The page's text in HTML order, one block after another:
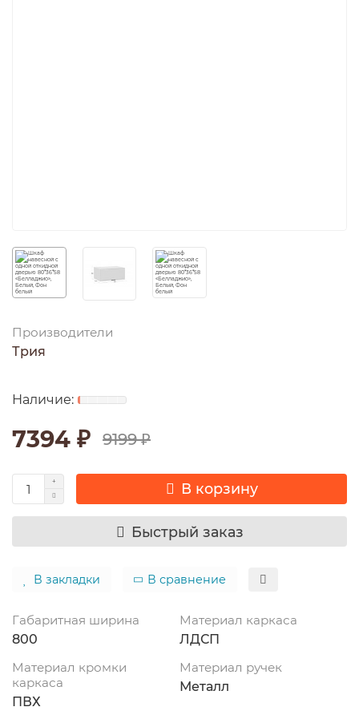
Производители
Трия
7394 ₽ 9199 ₽
В корзину
Быстрый заказ
В закладки В сравнение
Габаритная ширина
800
Материал каркаса
ЛДСП
Материал кромки
каркаса
ПВХ
Материал ручек
Металл